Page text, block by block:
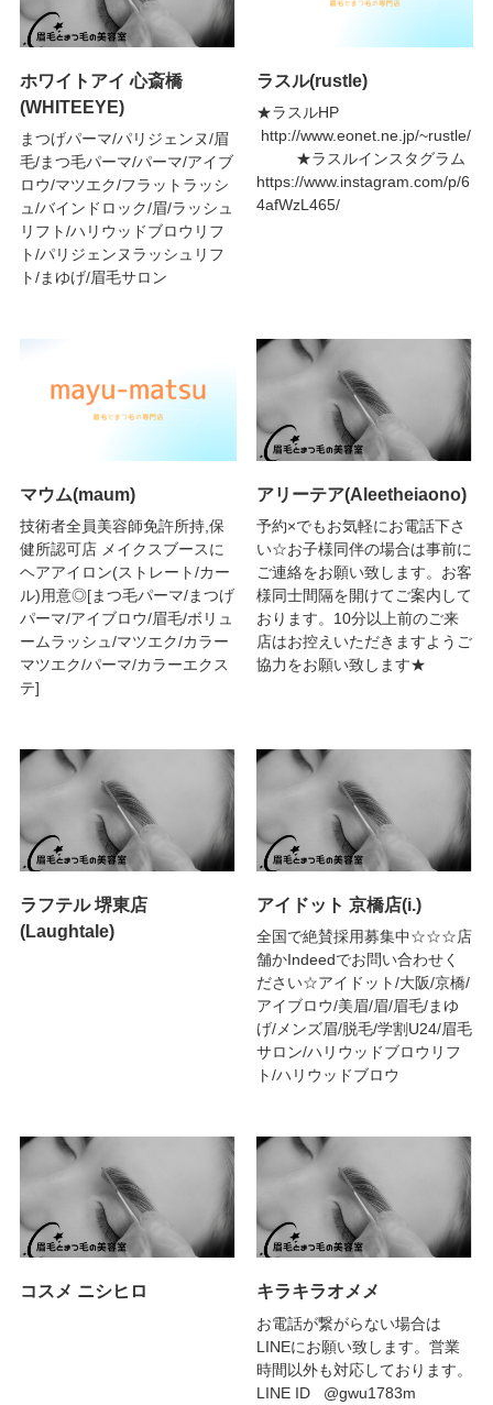
ホワイトアイ 心斎橋
(WHITEEYE)
まつげパーマ/パリジェンヌ/眉
毛/まつ毛パーマ/パーマ/アイブ
ロウ/マツエク/フラットラッシ
ュ/バインドロック/眉/ラッシュ
リフト/ハリウッドブロウリフ
ト/パリジェンヌラッシュリフ
ト/まゆげ/眉毛サロン
ラスル(rustle)
★ラスルHP
http://www.eonet.ne.jp/~rustle/
★ラスルインスタグラム
https://www.instagram.com/p/6
4afWzL465/
マウム(maum)
技術者全員美容師免許所持,保
健所認可店 メイクスブースに
ヘアアイロン(ストレート/カー
ル)用意◎[まつ毛パーマ/まつげ
パーマ/アイブロウ/眉毛/ボリュ
ームラッシュ/マツエク/カラー
マツエク/パーマ/カラーエクス
テ]
アリーテア(Aleetheiaono)
予約×でもお気軽にお電話下さ
い☆お子様同伴の場合は事前に
ご連絡をお願い致します。お客
様同士間隔を開けてご案内して
おります。10分以上前のご来
店はお控えいただきますようご
協力をお願い致します★
ラフテル 堺東店
(Laughtale)
アイドット 京橋店(i.)
全国で絶賛採用募集中☆☆☆店
舗かIndeedでお問い合わせく
ださい☆アイドット/大阪/京橋/
アイブロウ/美眉/眉/眉毛/まゆ
げ/メンズ眉/脱毛/学割U24/眉毛
サロン/ハリウッドブロウリフ
ト/ハリウッドブロウ
コスメ ニシヒロ キラキラオメメ
お電話が繋がらない場合は
LINEにお願い致します。営業
時間以外も対応しております。
LINE ID @gwu1783m